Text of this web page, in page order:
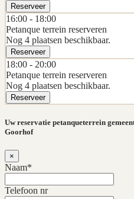
Reserveer
16:00 - 18:00
Petanque terrein reserveren
Nog 4 plaatsen beschikbaar.
Reserveer
18:00 - 20:00
Petanque terrein reserveren
Nog 4 plaatsen beschikbaar.
Reserveer
Uw reservatie petanqueterrein
Goorhof
×
Naam*
Telefoon nr